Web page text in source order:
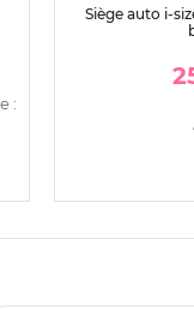
:
Siège auto i-